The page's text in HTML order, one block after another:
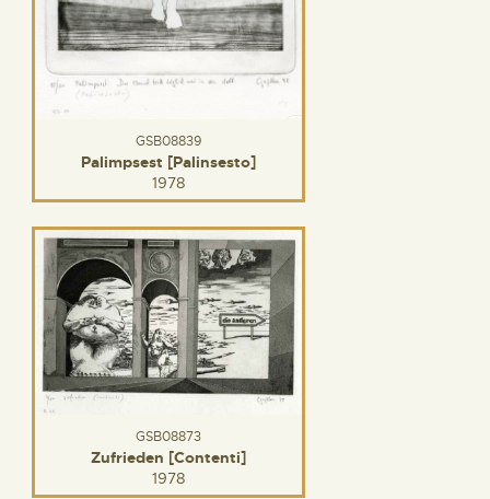
GSB08839
Palimpsest [Palinsesto]
1978
GSB08873
Zufrieden [Contenti]
1978